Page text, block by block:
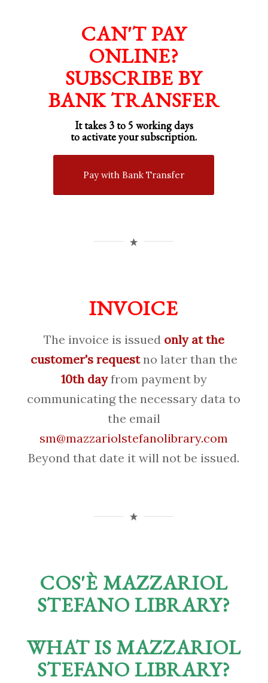
CAN'T PAY
ONLINE?
SUBSCRIBE BY
BANK TRANSFER
It takes 3 to 5 working days
to activate your subscription.
Pay with Bank Transfer
INVOICE
The invoice is issued only at the
customer's requestno later than the
10th dayfrom payment by
communicating the necessary data to
the email
sm@mazzariolstefanolibrary.com
Beyond that date it will not be issued.
COS'È MAZZARIOL
STEFANO LIBRARY?
WHAT IS MAZZARIOL
STEFANO LIBRARY?